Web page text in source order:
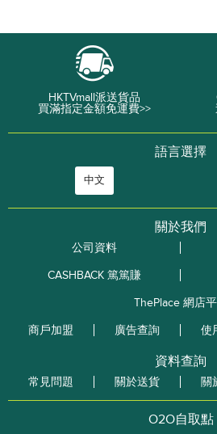
HKTVmall派送貨品
買滿指定金額免運費>>
語言選擇
中文
關於我們
公司資料
CASHBACK 篤篤賺
ThePlace 網店
商戶加盟
廣告查詢 使
資料查詢
常見問題 關於送貨 關
O2O自取點